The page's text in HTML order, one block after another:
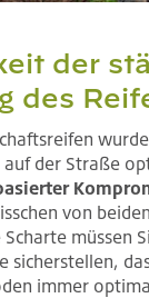
der
des
auf der Straße
von
müssen
sicherstellen,
immer